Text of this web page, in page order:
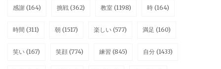
感謝 (164) 挑戦 (362) 教室 (1198) 時 (164)
時間 (311) 朝 (1517) 楽しい (577) 満足 (160)
笑い (167) 笑顔 (774) 練習 (845) 自分 (1433)